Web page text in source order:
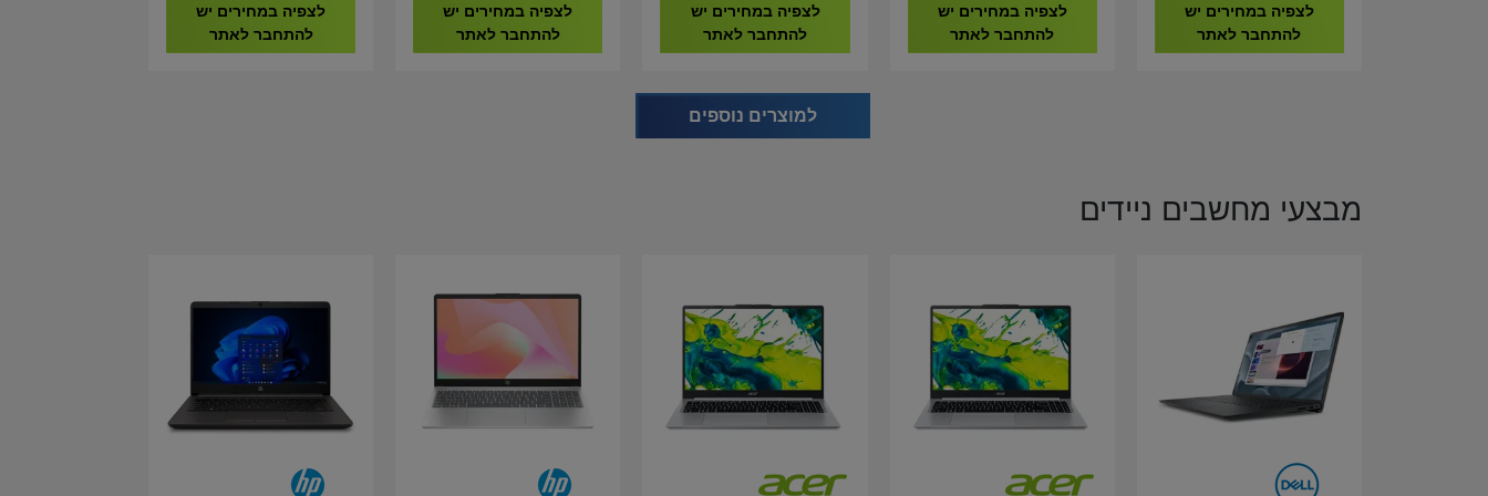
לצפיה במחירים יש
להתחבר לאתר
9020296-EU
לצפיה במחירים יש
להתחבר לאתר
9020293-EU
לצפיה במחירים יש
להתחבר לאתר
9020292-EU
לצפיה במחירים יש
להתחבר לאתר
CMH32GX5M2B6000C38
לצפיה במחירים יש
להתחבר לאתר
למוצרים נוספים
מבצעי מחשבים ניידים